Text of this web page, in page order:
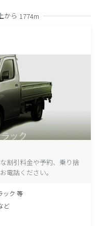
から 1774m
割引料金や予約、乗り捨
電話ください。
ック 等
ど